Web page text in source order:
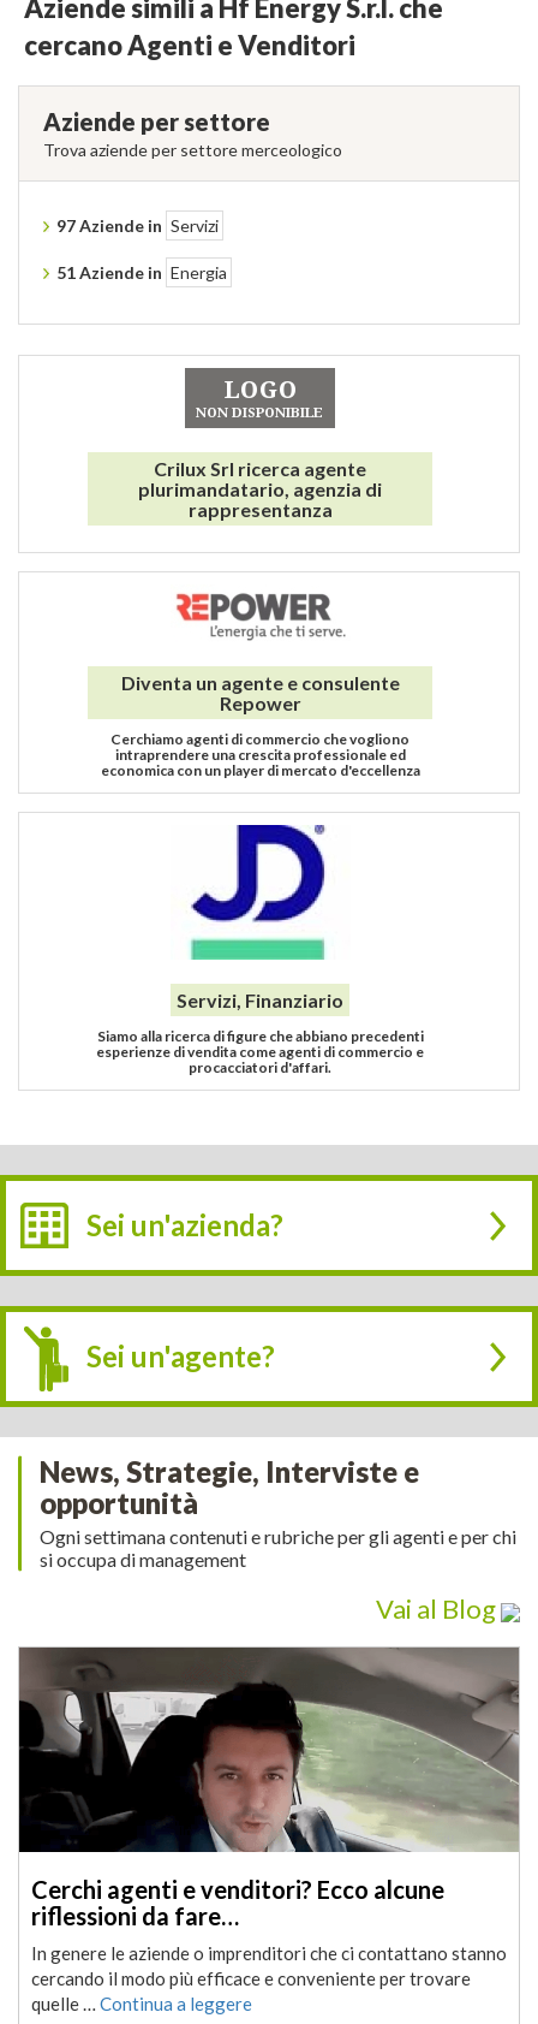
Aziende simili a Hf Energy S.r.l. che
cercano Agenti e Venditori
Aziende per settore
Trova aziende per settore merceologico
97 Aziende in Servizi
51 Aziende in Energia
Crilux Srl ricerca agente
plurimandatario, agenzia di
rappresentanza
Diventa un agente e consulente
Repower
Cerchiamo agenti di commercio che vogliono
intraprendere una crescita professionale ed
economica con un player di mercato d'eccellenza
Servizi, Finanziario
Siamo alla ricerca di figure che abbiano precedenti
esperienze di vendita come agenti di commercio e
procacciatori d'affari.
Sei un'azienda?
Sei un'agente?
News, Strategie, Interviste e
opportunità
Ogni settimana contenuti e rubriche per gli agenti e per chi
si occupa di management
Vai al Blog
Cerchi agenti e venditori? Ecco alcune
riflessioni da fare…
In genere le aziende o imprenditori che ci contattano stanno
cercando il modo più efficace e conveniente per trovare
quelle … Continua a leggere